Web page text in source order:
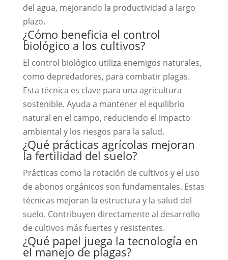
del agua, mejorando la productividad a largo
plazo.
¿Cómo beneficia el control
biológico a los cultivos?
El control biológico utiliza enemigos naturales,
como depredadores, para combatir plagas.
Esta técnica es clave para una agricultura
sostenible. Ayuda a mantener el equilibrio
natural en el campo, reduciendo el impacto
ambiental y los riesgos para la salud.
¿Qué prácticas agrícolas mejoran
la fertilidad del suelo?
Prácticas como la rotación de cultivos y el uso
de abonos orgánicos son fundamentales. Estas
técnicas mejoran la estructura y la salud del
suelo. Contribuyen directamente al desarrollo
de cultivos más fuertes y resistentes.
¿Qué papel juega la tecnología en
el manejo de plagas?